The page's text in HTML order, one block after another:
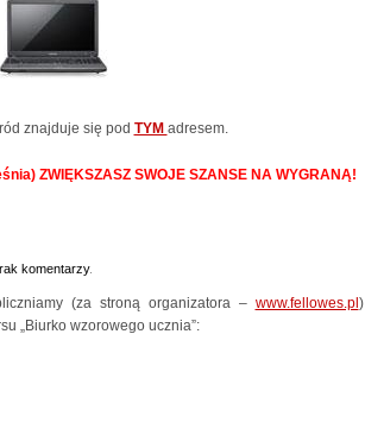
znajduje się pod TYM adresem.
ZWIĘKSZASZ SWOJE SZANSE NA WYGRANĄ!
komentarzy.
(za stroną organizatora – www.fellowes.pl )
„Biurko wzorowego ucznia”: